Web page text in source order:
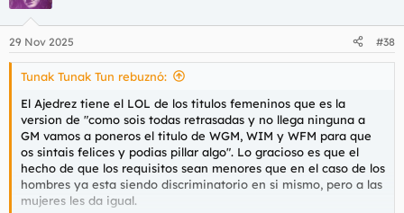
i
e
s
29 Nov 2025 #38
Tunak Tunak Tun rebuznó:
El Ajedrez tiene el LOL de los titulos femeninos que es la
version de "como sois todas retrasadas y no llega ninguna a
GM vamos a poneros el titulo de WGM, WIM y WFM para que
os sintais felices y podias pillar algo". Lo gracioso es que el
hecho de que los requisitos sean menores que en el caso de los
hombres ya esta siendo discriminatorio en si mismo, pero a las
mujeres les da igual.